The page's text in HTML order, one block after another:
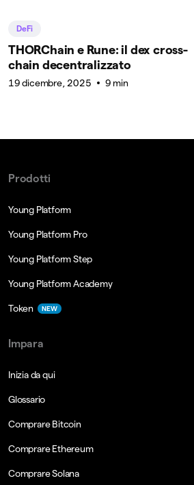
DeFi
THORChain e Rune: il dex cross-
chain decentralizzato
19 dicembre, 2025 9 min
Prodotti
Young Platform
Young Platform Pro
Young Platform Step
Young Platform Academy
Token NEW
Impara
Inizia da qui
Glossario
Comprare Bitcoin
Comprare Ethereum
Comprare Solana